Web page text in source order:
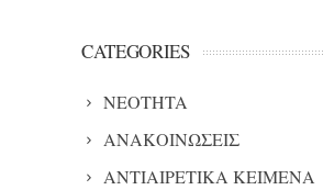
CATEGORIES
NEOTHTA
ΑΝΑΚΟΙΝΩΣΕΙΣ
ΑΝΤΙΑΙΡΕΤΙΚΑ ΚΕΙΜΕΝΑ